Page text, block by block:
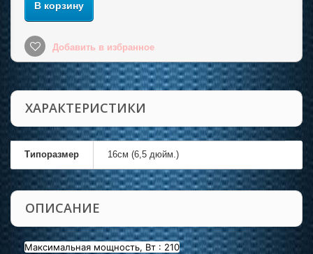
В корзину
Добавить в избранное
ХАРАКТЕРИСТИКИ
Типоразмер 16см (6,5 дюйм.)
ОПИСАНИЕ
Максимальная мощность, Вт : 210